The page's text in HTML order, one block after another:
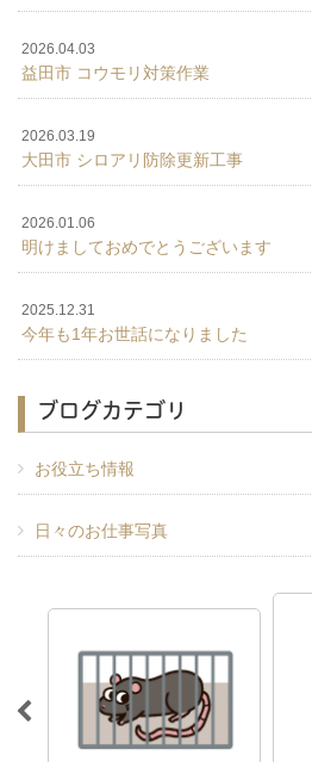
2026.04.03
益田市 コウモリ対策作業
2026.03.19
大田市 シロアリ防除更新工事
2026.01.06
明けましておめでとうございます
2025.12.31
今年も1年お世話になりました
ブログカテゴリ
お役立ち情報
日々のお仕事写真